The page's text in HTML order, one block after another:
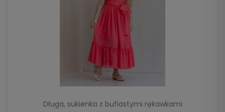
Długa, sukienka z bufiastymi rękawkami
DO KOSZYKA